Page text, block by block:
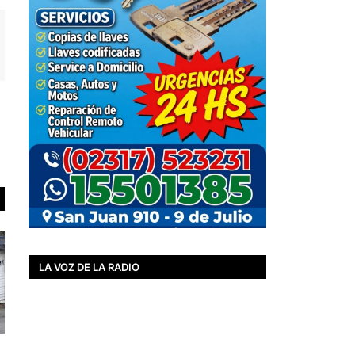
LA VOZ DE LA RADIO